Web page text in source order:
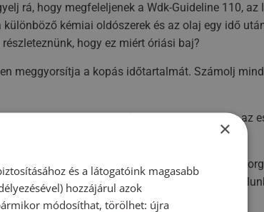
rá, hogy megfeleljenek a Wdk-Guideline 110, az
kémiai oldószerek és az olaj egy idő
hogy ez miért óriási baj?
meggyorsítja a kopás időtartalmát. Számolj
jól jelzik, mert ekkor kúposra kopnak. Ebben az
tovább blogunkat. Épp olyan gumiabroncs
ilyen hibákat szinte azonnal megoldja?
26 év tapasztalatunk magáért beszél.
×
és a látogatóink magasabb
hozzájárul azok
módosíthat, törölhet: újra